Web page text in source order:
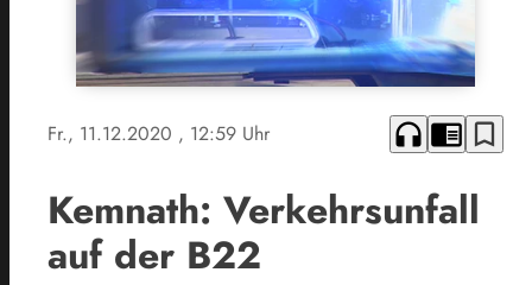
Fr., 11.12.2020 , 12:59 Uhr headphones chrome_reader_mode bookmark_border
Kemnath: Verkehrsunfall
auf der B22